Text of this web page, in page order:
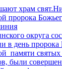
храм
пророка
округа
в день
памяти святых
были